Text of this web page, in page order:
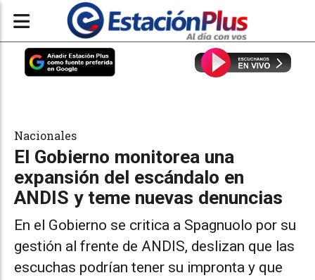
El Gobierno monitorea una
expansión del escándalo en
ANDIS y teme nuevas denuncias
En el Gobierno se critica a Spagnuolo por su
gestión al frente de ANDIS, deslizan que las
escuchas podrían tener su impronta y que
Nacionales